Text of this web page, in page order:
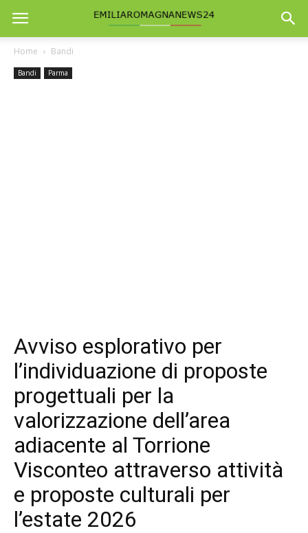
Home Bandi
Bandi Parma
Avviso esplorativo per
l’individuazione di proposte
progettuali per la
valorizzazione dell’area
adiacente al Torrione
Visconteo attraverso attività
e proposte culturali per
l’estate 2026